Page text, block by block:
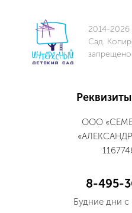
2014-
Сад.
запрещено
ООО
8-495-
Будние дни